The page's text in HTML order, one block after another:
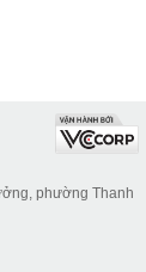
phường Thanh